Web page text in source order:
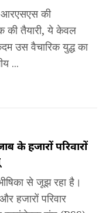
आरएसएस की
की तैयारी, ये केवल
उस वैचारिक युद्ध का
...
के हजारों परिवारों
से जूझ रहा है।
हजारों परिवार